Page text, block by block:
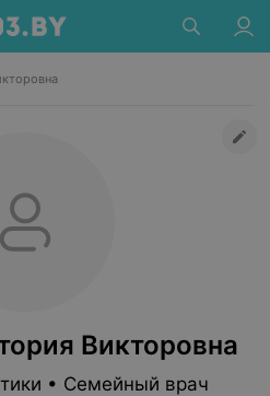
Викторовна
• Семейный врач